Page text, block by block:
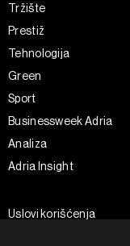
Tržište
Prestiž
Tehnologija
Green
Sport
Businessweek Adria
Analiza
Adria Insight
Uslovi korišćenja